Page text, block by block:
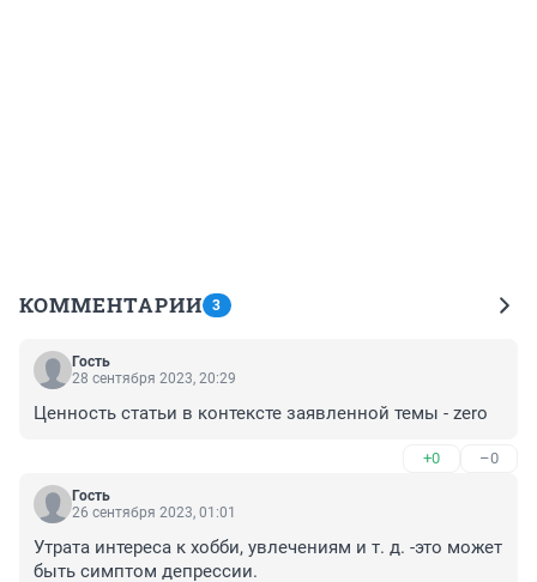
КОММЕНТАРИИ 3
Гость
28 сентября 2023, 20:29
Ценность статьи в контексте заявленной темы - zero
+0 –0
Гость
26 сентября 2023, 01:01
Утрата интереса к хобби, увлечениям и т. д. -это может
быть симптом депрессии.